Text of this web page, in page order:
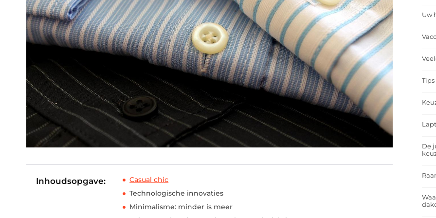
Inhoudsopgave:
Casual chic
Technologische innovaties
Minimalisme: minder is meer
Uw
De